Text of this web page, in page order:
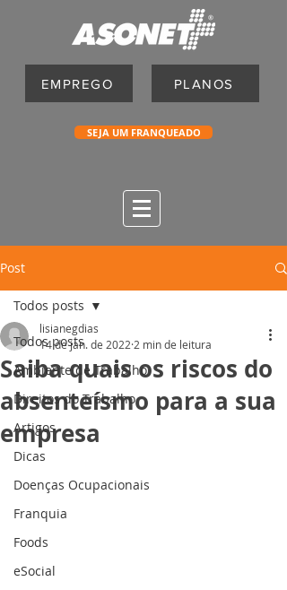
EMPREGO PLANOS
SEJA UM FRANQUEADO
Post
Todos posts
Ambiente de Trabalho
Direitos do Trabalho
Artigos
Dicas
Doenças Ocupacionais
Franquia
Foods
eSocial
Todos posts
Saiba quais os riscos do
absenteísmo para a sua
empresa
lisianegdias
14 de jan. de 2022 2 min de leitura